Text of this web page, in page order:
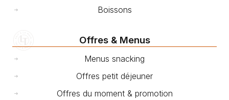
Boissons
Offres & Menus
Menus snacking
Offres petit déjeuner
Offres du moment & promotion